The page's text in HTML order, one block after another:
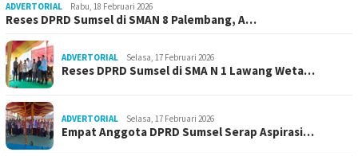
ADVERTORIAL Rabu, 18 Februari 2026
Reses DPRD Sumsel di SMAN 8 Palembang, A…
ADVERTORIAL Selasa, 17 Februari 2026
Reses DPRD Sumsel di SMA N 1 Lawang Weta…
ADVERTORIAL Selasa, 17 Februari 2026
Empat Anggota DPRD Sumsel Serap Aspirasi…